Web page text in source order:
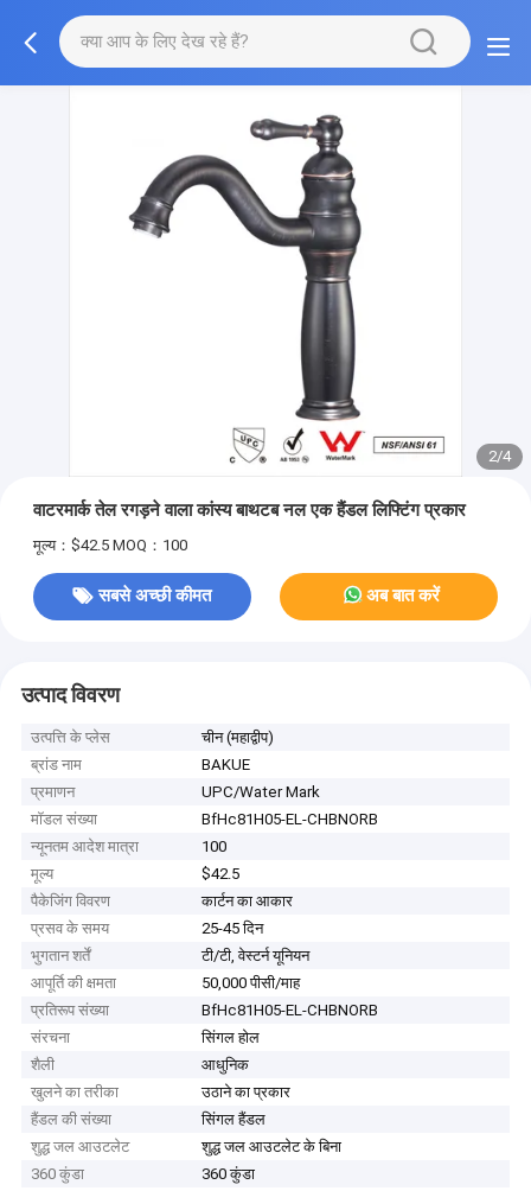
2/4
वाटरमार्क तेल रगड़ने वाला कांस्य बाथटब नल एक हैंडल लिफ्टिंग प्रकार
मूल्य：$42.5 MOQ：100
सबसे अच्छी कीमत अब बात करें
उत्पाद विवरण
उत्पत्ति के प्लेस
चीन (महाद्वीप)
ब्रांड नाम
BAKUE
प्रमाणन
UPC/Water Mark
मॉडल संख्या
BfHc81H05-EL-CHBNORB
न्यूनतम आदेश मात्रा
100
मूल्य
$42.5
पैकेजिंग विवरण
कार्टन का आकार
प्रसव के समय
25-45 दिन
भुगतान शर्तें
टी/टी, वेस्टर्न यूनियन
आपूर्ति की क्षमता
50,000 पीसी/माह
प्रतिरूप संख्या
BfHc81H05-EL-CHBNORB
संरचना
सिंगल होल
शैली
आधुनिक
खुलने का तरीका
उठाने का प्रकार
हैंडल की संख्या
सिंगल हैंडल
शुद्ध जल आउटलेट
शुद्ध जल आउटलेट के बिना
360 कुंडा
360 कुंडा